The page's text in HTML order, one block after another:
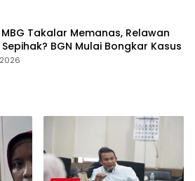
Takalar Memanas, Relawan
BGN Mulai Bongkar Kasus